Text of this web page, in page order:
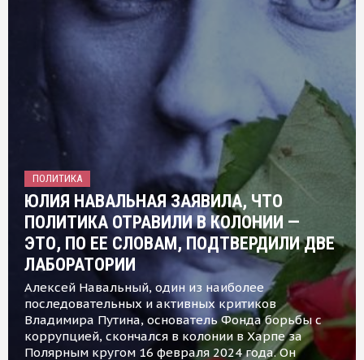
ПОЛИТИКА
ЮЛИЯ НАВАЛЬНАЯ ЗАЯВИЛА, ЧТО
ПОЛИТИКА ОТРАВИЛИ В КОЛОНИИ —
ЭТО, ПО ЕЕ СЛОВАМ, ПОДТВЕРДИЛИ ДВЕ
ЛАБОРАТОРИИ
Алексей Навальный, один из наиболее
последовательных и активных критиков
Владимира Путина, основатель Фонда борьбы с
коррупцией, скончался в колонии в Харпе за
Полярным кругом 16 февраля 2024 года. Он